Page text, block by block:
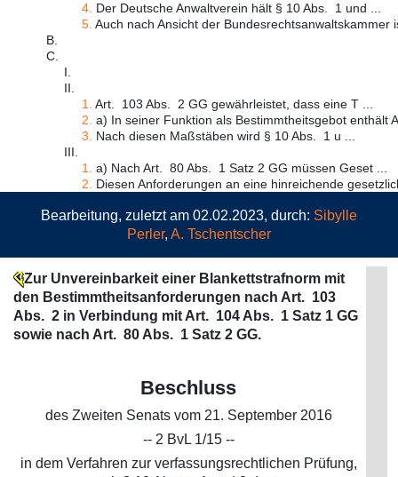
4. Der Deutsche Anwaltverein hält § 10 Abs. 1 und ...
5. Auch nach Ansicht der Bundesrechtsanwaltskammer
B.
C.
I.
II.
1.
Art. 103 Abs. 2 GG gewährleistet, dass eine T ...
2. a) In seiner Funktion als Bestimmtheitsgebot enthält
3.
Nach diesen Maßstäben wird § 10 Abs. 1 u ...
III.
1.
a) Nach Art. 80 Abs. 1 Satz 2 GG müssen Geset ...
2.
Diesen Anforderungen an eine hinreichende
Bearbeitung, zuletzt am 02.02.2023, durch: Sibylle
Perler, A. Tschentscher
Zur Unvereinbarkeit einer Blankettstrafnorm mit
den Bestimmtheitsanforderungen nach Art. 103
Abs. 2 in Verbindung mit Art. 104 Abs. 1 Satz 1 GG
sowie nach Art. 80 Abs. 1 Satz 2 GG.
Beschluss
des Zweiten Senats vom 21. September 2016
-- 2 BvL 1/15 --
in dem Verfahren zur verfassungsrechtlichen Prüfung,